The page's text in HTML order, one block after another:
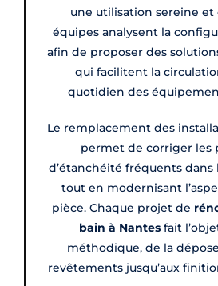
une utilisation sereine et
équipes analysent la
afin de proposer des
qui facilitent la
quotidien des
Le remplacement des
permet de corriger les
d’étanchéité fréquents dans
tout en modernisant
pièce. Chaque projet de
bain à Nantes fait
méthodique, de la
revêtements jusqu’aux